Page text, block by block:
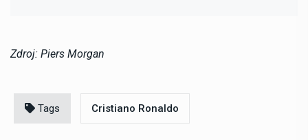
Zdroj: Piers Morgan
Tags Cristiano Ronaldo